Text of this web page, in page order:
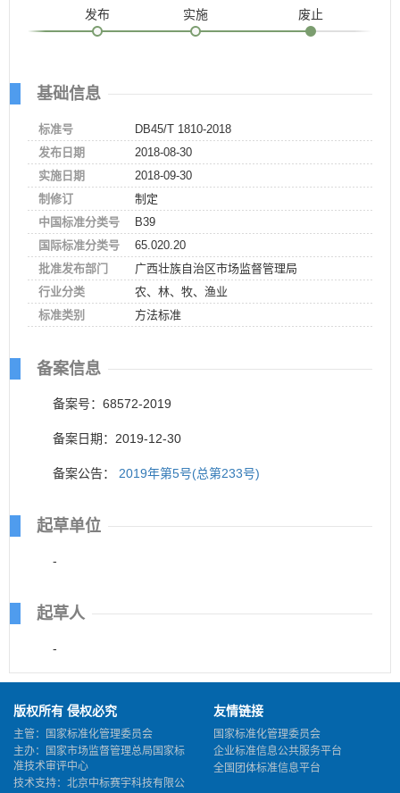
发布 实施 废止
基础信息
标准号
DB45/T 1810-2018
发布日期
2018-08-30
实施日期
2018-09-30
制修订
制定
中国标准分类号
B39
国际标准分类号
65.020.20
批准发布部门
广西壮族自治区市场监督管理局
行业分类
农、林、牧、渔业
标准类别
方法标准
备案信息
备案号：68572-2019
备案日期：2019-12-30
备案公告： 2019年第5号(总第233号)
起草单位
-
起草人
-
版权所有 侵权必究
主管：国家标准化管理委员会
主办：国家市场监督管理总局国家标
准技术审评中心
技术支持：北京中标赛宇科技有限公
友情链接
国家标准化管理委员会
企业标准信息公共服务平台
全国团体标准信息平台